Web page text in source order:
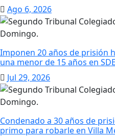
Ago 6, 2026
Imponen 20 años de prisión
una menor de 15 años en SDE
Jul 29, 2026
Condenado a 30 años de
primo para robarle en Villa